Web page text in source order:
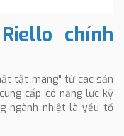
chính
tật mang" từ các sản
cấp có năng lực kỹ
ngành nhiệt là yếu tố